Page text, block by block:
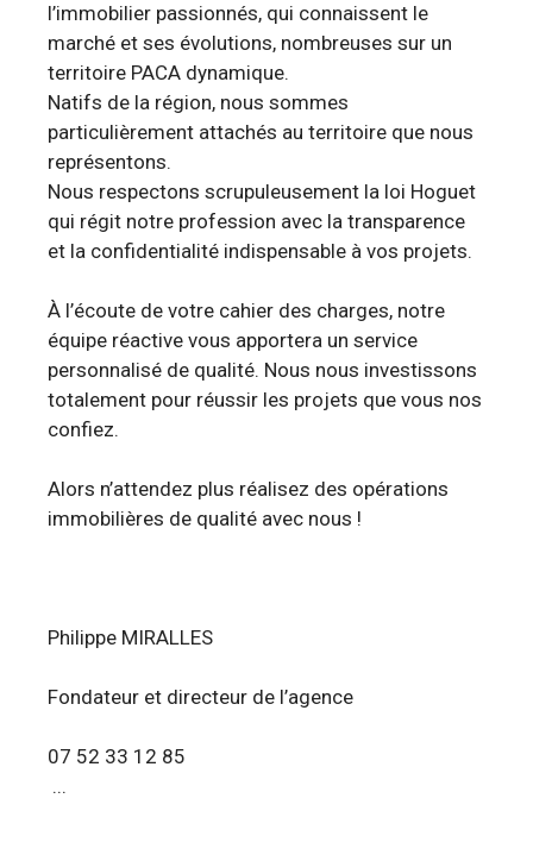
l’immobilier passionnés, qui connaissent le
marché et ses évolutions, nombreuses sur un
territoire PACA dynamique.
Natifs de la région, nous sommes
particulièrement attachés au territoire que nous
représentons.
Nous respectons scrupuleusement la loi Hoguet
qui régit notre profession avec la transparence
et la confidentialité indispensable à vos projets.
À l’écoute de votre cahier des charges, notre
équipe réactive vous apportera un service
personnalisé de qualité. Nous nous investissons
totalement pour réussir les projets que vous nos
confiez.
Alors n’attendez plus réalisez des opérations
immobilières de qualité avec nous !
Philippe MIRALLES
Fondateur et directeur de l’agence
07 52 33 12 85
...